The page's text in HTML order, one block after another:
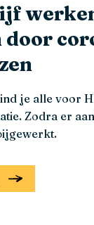
door
je alle voor
Zodra er